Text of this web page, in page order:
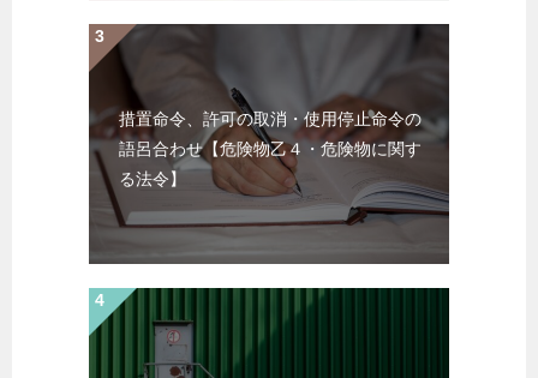
措置命令、許可の取消・使用停止命令の
語呂合わせ【危険物乙４・危険物に関す
る法令】